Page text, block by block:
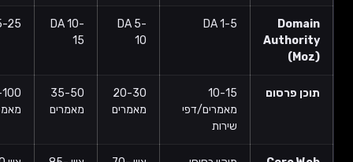
DA 1-5
DA 10-
DA 15-25
פרסום
10-15
מאמרים/דפי
מאמרים
35-50
מאמרים
מאמרים